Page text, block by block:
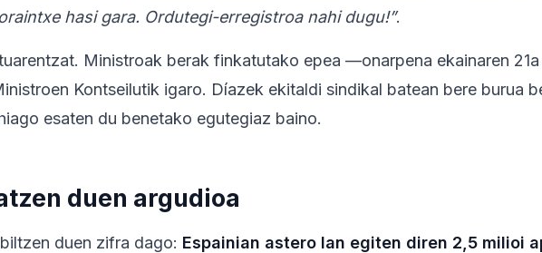
hasi gara. Ordutegi-erregistroa nahi dugu!”.
Ministroak berak finkatutako epea —onarpena ekainaren
Kontseilutik igaro. Díazek ekitaldi sindikal batean bere burua
esaten du benetako egutegiaz baino.
duen argudioa
duen zifra dago: Espainian astero lan egiten diren 2,5 milioi